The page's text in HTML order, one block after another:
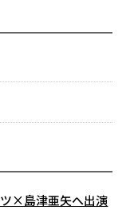
×島津亜矢へ出演